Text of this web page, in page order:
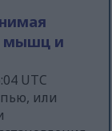
мышц и
UTC
или